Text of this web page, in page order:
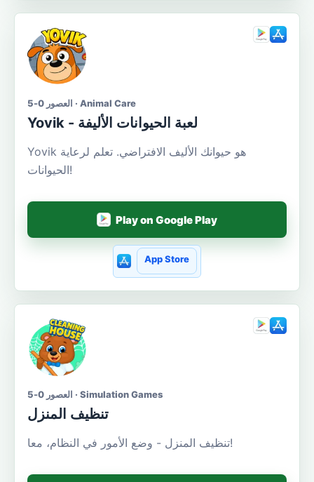
العصور 0-5 · Animal Care
Yovik - لعبة الحيوانات الأليفة
Yovik هو حيوانك الأليف الافتراضي. تعلم لرعاية
الحيوانات!
Play on Google Play
App Store
العصور 0-5 · Simulation Games
تنظيف المنزل
تنظيف المنزل - وضع الأمور في النظام، معا!